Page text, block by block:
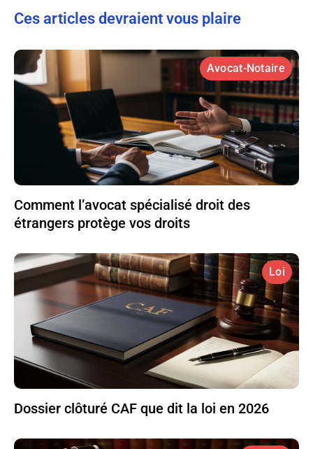
Ces articles devraient vous plaire
Avocat-Notaire
Comment l’avocat spécialisé droit des
étrangers protège vos droits
Loi
Dossier clôturé CAF que dit la loi en 2026